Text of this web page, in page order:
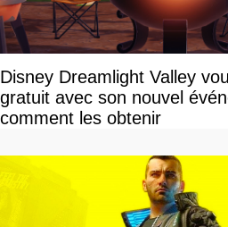
Disney Dreamlight Valley
gratuit avec son nouvel
comment les obtenir